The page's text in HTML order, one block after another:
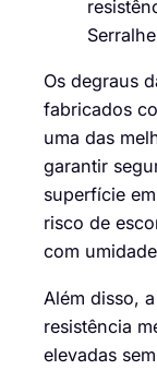
Os degraus
fabricados
uma das
garantir
superfície
risco de
com
Além disso,
resistência
elevadas